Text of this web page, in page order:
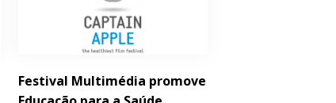
Festival Multimédia promove